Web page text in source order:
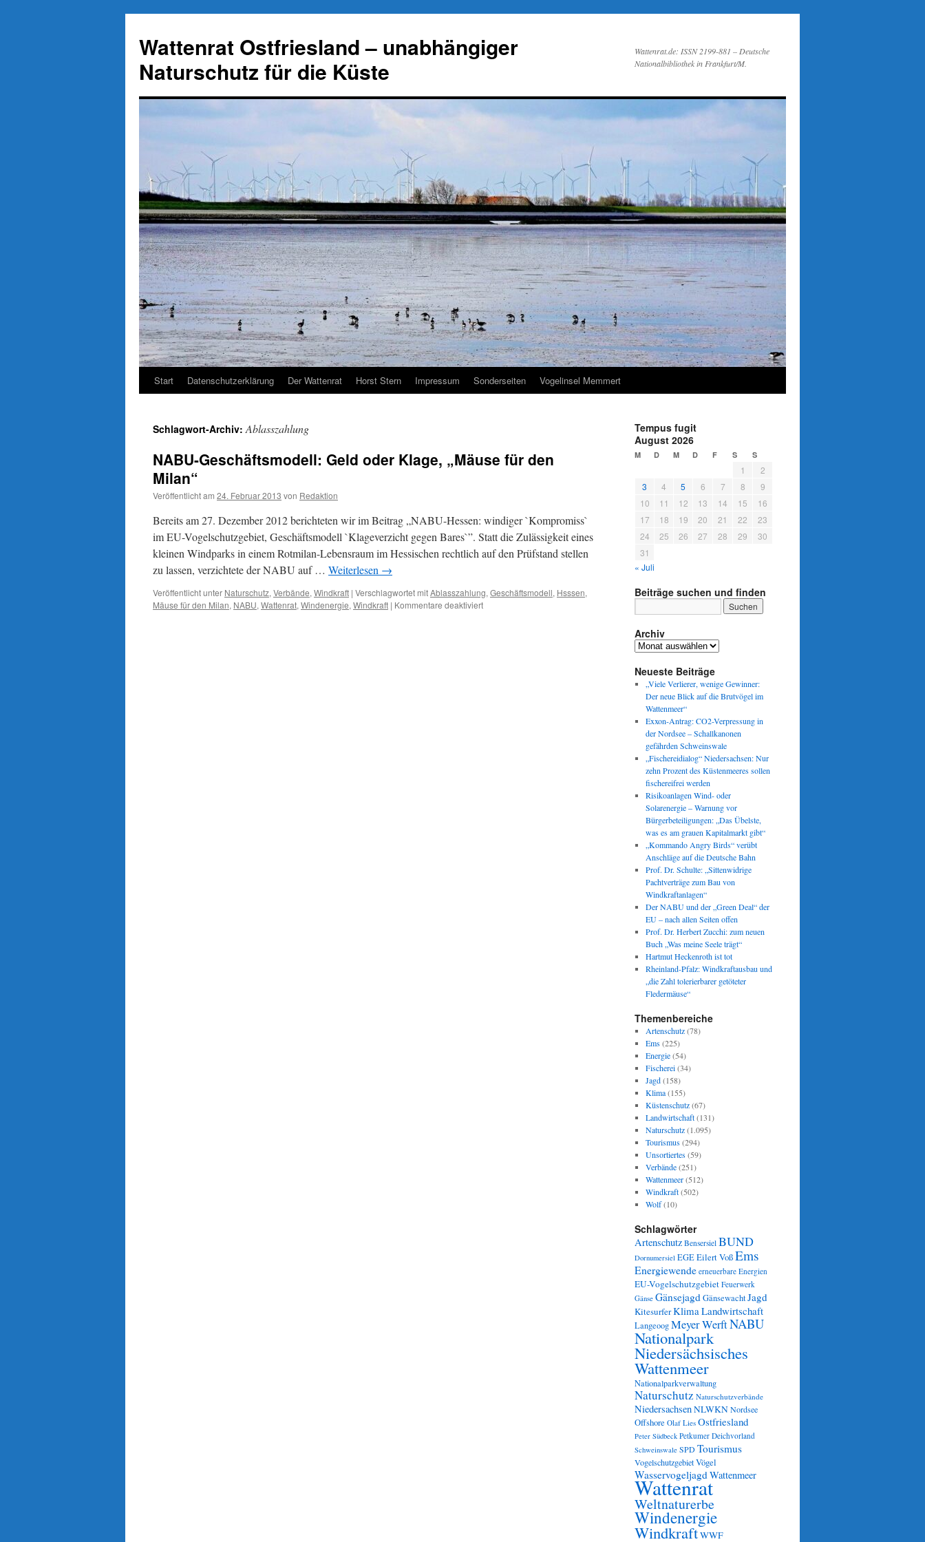
springen
Wattenrat Ostfriesland – unabhängiger
Naturschutz für die Küste
Wattenrat.de: ISSN 2199-881 – Deutsche
Nationalbibliothek in Frankfurt/M.
Start Datenschutzerklärung Der Wattenrat Horst Stern Impressum Sonderseiten Vogelinsel Memmert
Schlagwort-Archiv:Ablasszahlung
NABU-Geschäftsmodell: Geld oder Klage, „Mäuse für den
Milan“
Veröffentlicht am 24. Februar 2013 von Redaktion
Bereits am 27. Dezember 2012 berichteten wir im Beitrag „NABU-Hessen: windiger `Kompromiss`
im EU-Vogelschutzgebiet, Geschäftsmodell `Klageverzicht gegen Bares`”. Statt die Zulässigkeit eines
kleinen Windparks in einem Rotmilan-Lebensraum im Hessischen rechtlich auf den Prüfstand stellen
zu lassen, verzichtete der NABU auf … Weiterlesen →
Veröffentlicht unter Naturschutz, Verbände, Windkraft | Verschlagwortet mitAblasszahlung, Geschäftsmodell, Hsssen,
Mäuse für den Milan, NABU, Wattenrat, Windenergie, Windkraft | Kommentare deaktiviertfür
Tempus fugit
August 2026
M D M D F S S
1
2
3
4 5 6 7 8
9
10
11 12 13 14 15
16
17
18 19 20 21 22
23
24
25 26 27 28 29
30
31
« Juli
Beiträge suchen und finden
Archiv
Archiv
Neueste Beiträge
„Viele Verlierer, wenige Gewinner:
Der neue Blick auf die Brutvögel im
Wattenmeer“
Exxon-Antrag: CO2-Verpressung in
der Nordsee – Schallkanonen
gefährden Schweinswale
„Fischereidialog“ Niedersachsen: Nur
zehn Prozent des Küstenmeeres sollen
fischereifrei werden
Risikoanlagen Wind- oder
Solarenergie – Warnung vor
Bürgerbeteiligungen: „Das Übelste,
was es am grauen Kapitalmarkt gibt“
„Kommando Angry Birds“ verübt
Anschläge auf die Deutsche Bahn
Prof. Dr. Schulte: „Sittenwidrige
Pachtverträge zum Bau von
Windkraftanlagen“
Der NABU und der „Green Deal“ der
EU – nach allen Seiten offen
Prof. Dr. Herbert Zucchi: zum neuen
Buch „Was meine Seele trägt“
Hartmut Heckenroth ist tot
Rheinland-Pfalz: Windkraftausbau und
„die Zahl tolerierbarer getöteter
Fledermäuse“
Themenbereiche
Artenschutz(78)
Ems(225)
Energie(54)
Fischerei(34)
Jagd(158)
Klima(155)
Küstenschutz(67)
Landwirtschaft(131)
Naturschutz(1.095)
Tourismus(294)
Unsortiertes(59)
Verbände(251)
Wattenmeer(512)
Windkraft(502)
Wolf(10)
Schlagwörter
Artenschutz Bensersiel BUND
Dornumersiel EGEEilert VoßEms
Energiewende erneuerbare Energien
EU-Vogelschutzgebiet Feuerwerk
Gänse GänsejagdGänsewachtJagd
KitesurferKlimaLandwirtschaft
LangeoogMeyer WerftNABU
Nationalpark
Niedersächsisches
Wattenmeer
Nationalparkverwaltung
Naturschutz Naturschutzverbände
NiedersachsenNLWKNNordsee
Offshore Olaf Lies Ostfriesland
Peter Südbeck Petkumer Deichvorland
Schweinswale SPDTourismus
VogelschutzgebietVögel
WasservogeljagdWattenmeer
Wattenrat
Weltnaturerbe
Windenergie
WindkraftWWF